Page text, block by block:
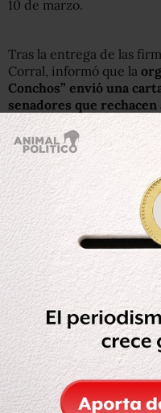
10 de marzo.
Tras la entrega de las
Corral, informó que la
Conchos” envió una
senadores que
propuesto por el
Horas más tarde y con
Comisión de Justicia del
sin impedimento legal
Ejecutivo federal en
ocupar una vacante